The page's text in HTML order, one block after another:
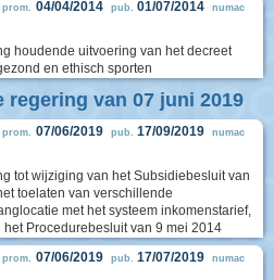
prom. 04/04/2014 pub. 01/07/2014 numac
houdende uitvoering van het decreet
en ethisch sporten
regering van 07 juni 2019
prom. 07/06/2019 pub. 17/09/2019 numac
tot wijziging van het Subsidiebesluit van
toelaten van verschillende
met het systeem inkomenstarief,
Procedurebesluit van 9 mei 2014
prom. 07/06/2019 pub. 17/07/2019 numac